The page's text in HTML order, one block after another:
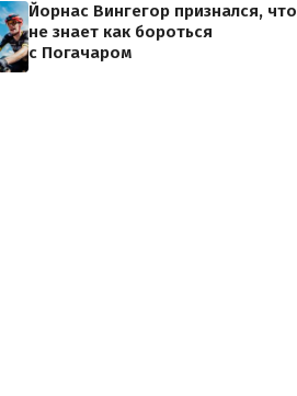
Йорнас Вингегор признался, что
не знает как бороться
с Погачаром